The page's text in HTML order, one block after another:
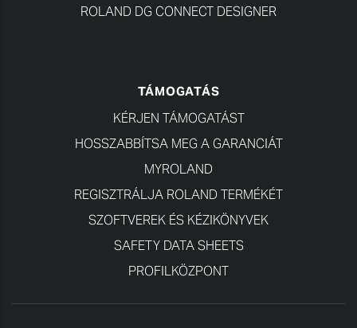
ROLAND DG CONNECT DESIGNER
TÁMOGATÁS
KÉRJEN TÁMOGATÁST
HOSSZABBÍTSA MEG A GARANCIÁT
MYROLAND
REGISZTRÁLJA ROLAND TERMÉKÉT
SZOFTVEREK ÉS KÉZIKÖNYVEK
SAFETY DATA SHEETS
PROFILKÖZPONT